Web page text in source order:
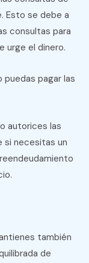
Esto se debe a
consultas para
urge el dinero.
pagar las
autorices las
si necesitas un
también
de